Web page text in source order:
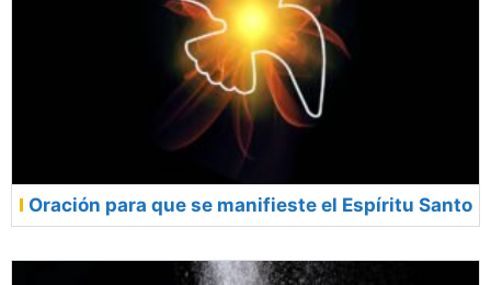
Oración para que se manifieste el Espíritu Santo